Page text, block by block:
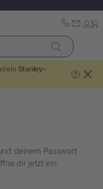
ein Stanley-
?
deinem Passwort
dir jetzt ein